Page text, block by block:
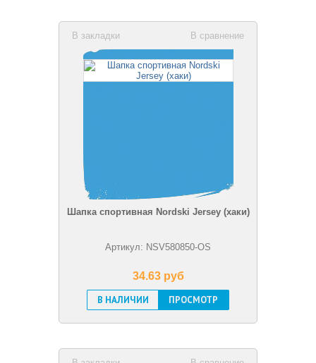
В сравнение
В закладки
Шапка спортивная Nordski Jersey (хаки)
Артикул: NSV580850-OS
34.63 pуб
В НАЛИЧИИ
ПРОСМОТР